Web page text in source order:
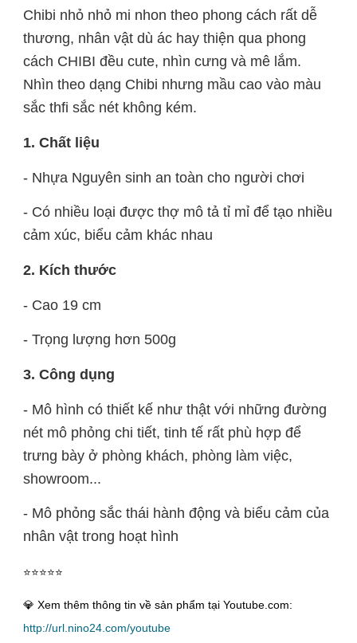
Chibi nhỏ nhỏ mi nhon theo phong cách rất dễ
thương, nhân vật dù ác hay thiện qua phong
cách CHIBI đều cute, nhìn cưng và mê lắm.
Nhìn theo dạng Chibi nhưng mầu cao vào màu
sắc thfi sắc nét không kém.
1. Chất liệu
- Nhựa Nguyên sinh an toàn cho người chơi
- Có nhiều loại được thợ mô tả tỉ mỉ để tạo nhiều
cảm xúc, biểu cảm khác nhau
2. Kích thước
- Cao 19 cm
- Trọng lượng hơn 500g
3. Công dụng
- Mô hình có thiết kế như thật với những đường
nét mô phỏng chi tiết, tinh tế rất phù hợp để
trưng bày ở phòng khách, phòng làm việc,
showroom...
- Mô phỏng sắc thái hành động và biểu cảm của
nhân vật trong hoạt hình
⭐⭐⭐⭐⭐
💎 Xem thêm thông tin về sản phẩm tại Youtube.com:
http://url.nino24.com/youtube